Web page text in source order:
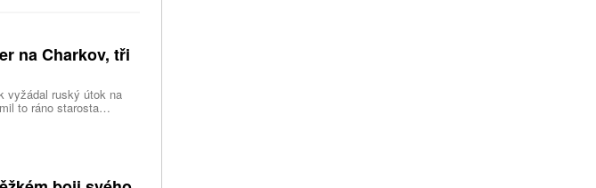
na Charkov, tři
vyžádal ruský útok na
to ráno starosta
Téměř dvě
Oděsu a